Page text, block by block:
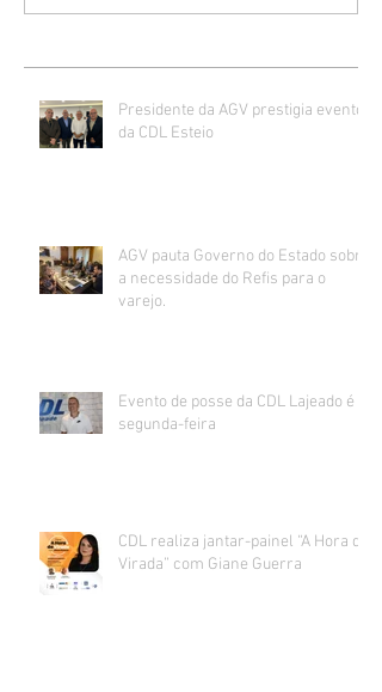
Presidente da AGV prestigia evento
da CDL Esteio
AGV pauta Governo do Estado sobre
a necessidade do Refis para o
varejo.
Evento de posse da CDL Lajeado é
segunda-feira
CDL realiza jantar-painel “A Hora da
Virada” com Giane Guerra